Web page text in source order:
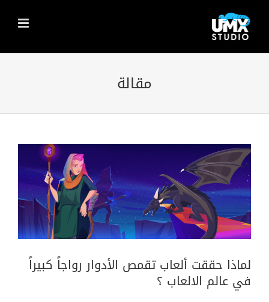
content
مقالة
لماذا حققت ألعاب تقمص الأدوار رواجاً
كبيراً في عالم الالعاب ؟
لماذا حققت ألعاب تقمص الأدوار رواجاً كبيراً
في عالم الالعاب ؟